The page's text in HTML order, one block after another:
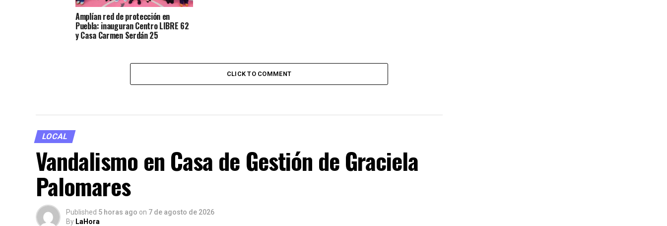
Amplían red de protección en
Puebla: inauguran Centro LIBRE 62
y Casa Carmen Serdán 25
CLICK TO COMMENT
LOCAL
Vandalismo en Casa de Gestión de Graciela
Palomares
Published 5 horas ago on 7 de agosto de 2026
By LaHora